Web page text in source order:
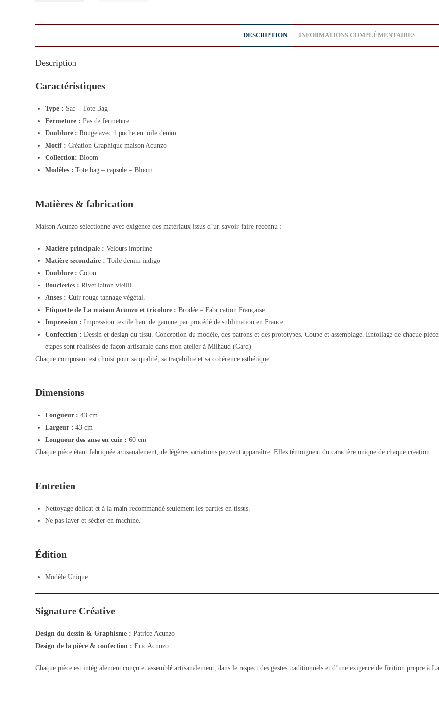
DESCRIPTION INFORMATIONS COMPLÉMENTAIRES
Description
Caractéristiques
Type : Sac – Tote Bag
Fermeture : Pas de fermeture
Doublure : Rouge avec 1 poche en toile denim
Motif : Création Graphique maison Acunzo
Collection: Bloom
Modèles : Tote bag – capsule – Bloom
Matières & fabrication
Maison Acunzo sélectionne avec exigence des matériaux issus d’un savoir-faire reconnu :
Matière principale : Velours imprimé
Matière secondaire : Toile denim indigo
Doublure : Coton
Boucleries : Rivet laiton vieilli
Anses : Cuir rouge tannage végétal.
Etiquette de La maison Acunzo et tricolore : Brodée – Fabrication Française
Impression : Impression textile haut de gamme par procédé de sublimation en France
Confection : Dessin et design du tissu. Conception du modèle, des patrons et des prototypes. Coupe et assemblage. Entoilage de chaque
étapes sont réalisées de façon artisanale dans mon atelier à Milhaud (Gard)
Chaque composant est choisi pour sa qualité, sa traçabilité et sa cohérence esthétique.
Dimensions
Longueur : 43 cm
Largeur : 43 cm
Longueur des anse en cuir : 60 cm
Chaque pièce étant fabriquée artisanalement, de légères variations peuvent apparaître. Elles témoignent du caractère unique de chaque création.
Entretien
Nettoyage délicat et à la main recommandé seulement les parties en tissus.
Ne pas laver et sécher en machine.
Édition
Modèle Unique
Signature Créative
Design du dessin & Graphisme : Patrice Acunzo
Design de la pièce & confection : Eric Acunzo
Chaque pièce est intégralement conçu et assemblé artisanalement, dans le respect des gestes traditionnels et d’une exigence de finition propre à